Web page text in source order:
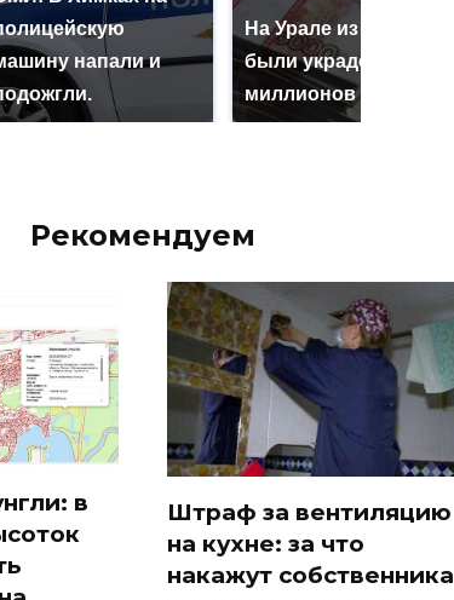
напали и
На Урале из казны
были украдены 18
миллионов рублей
Рекомендуем
в
Штраф за вентиляцию
на кухне: за что
накажут собственника